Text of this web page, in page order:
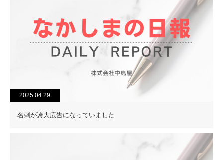
2025.04.29
名刺が誇大広告になっていました